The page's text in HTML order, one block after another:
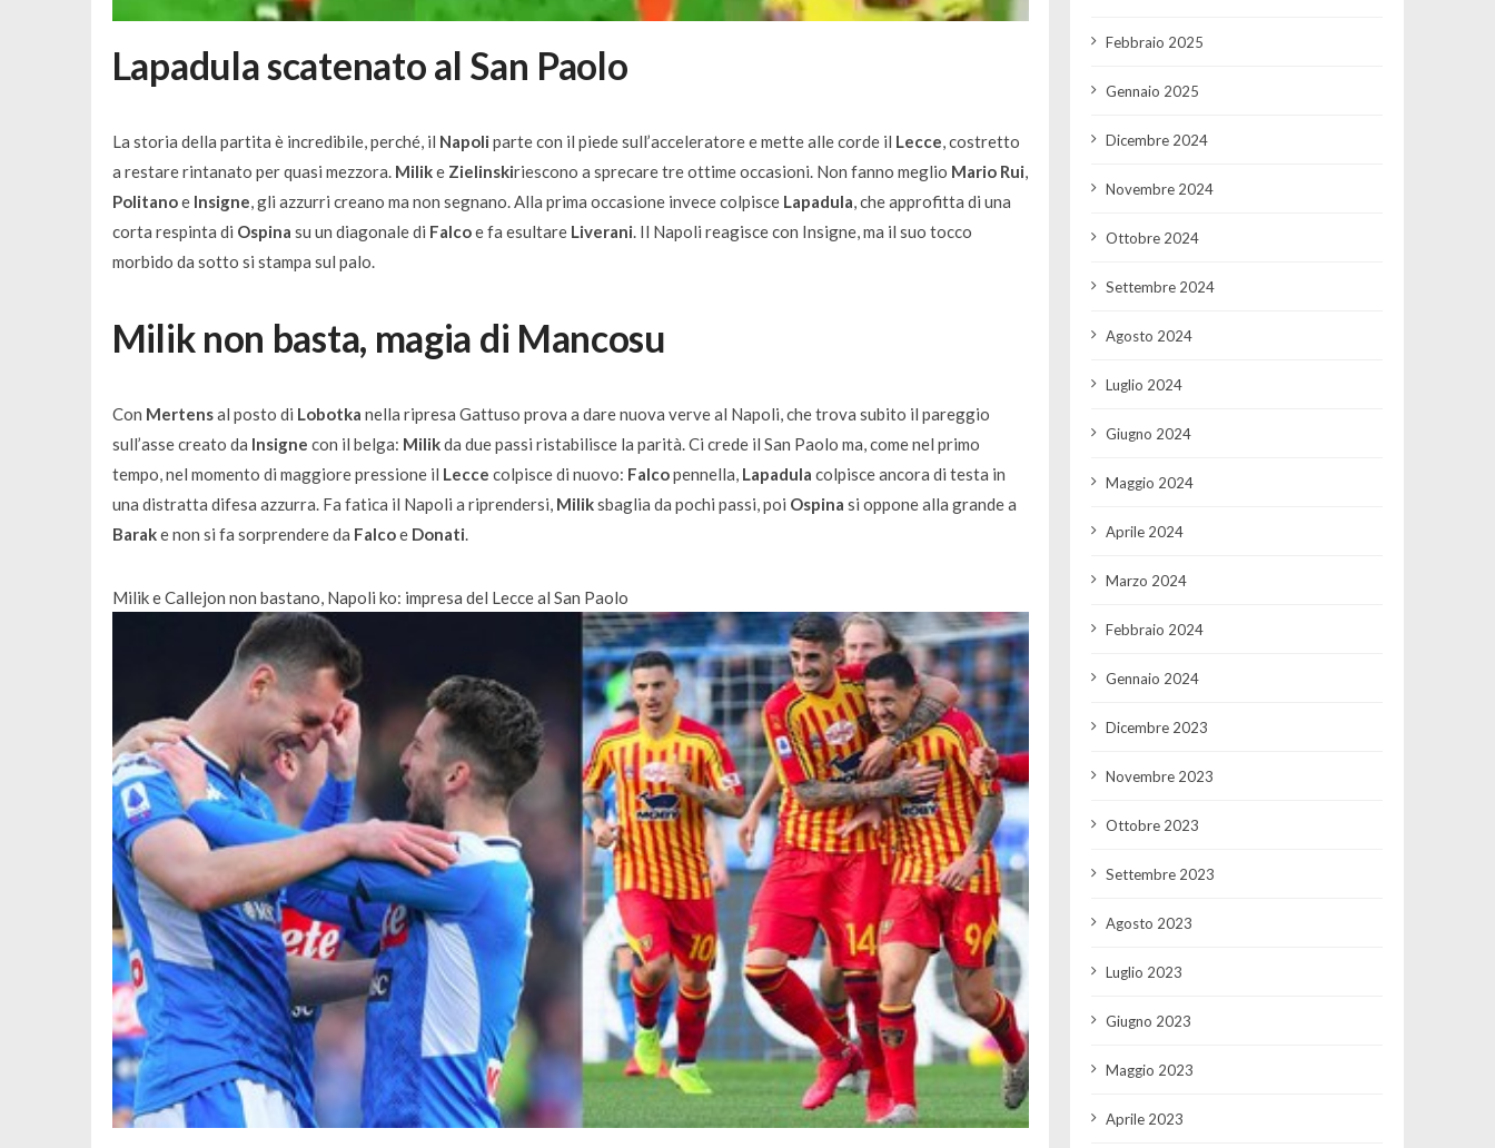
Lapadula scatenato al San Paolo
La storia della partita è incredibile, perché, il Napoli parte con il piede sull’acceleratore e mette alle corde il Lecce, costretto
a restare rintanato per quasi mezzora. Milike Zielinskiriescono a sprecare tre ottime occasioni. Non fanno meglio Mario Rui,
Politanoe Insigne, gli azzurri creano ma non segnano. Alla prima occasione invece colpisce Lapadula, che approfitta di una
corta respinta di Ospina su un diagonale di Falcoe fa esultare Liverani. Il Napoli reagisce con Insigne, ma il suo tocco
morbido da sotto si stampa sul palo.
Milik non basta, magia di Mancosu
Con Mertensal posto di Lobotka nella ripresa Gattuso prova a dare nuova verve al Napoli, che trova subito il pareggio
sull’asse creato da Insigne con il belga: Milikda due passi ristabilisce la parità. Ci crede il San Paolo ma, come nel primo
tempo, nel momento di maggiore pressione il Lecce colpisce di nuovo: Falcopennella, Lapadula colpisce ancora di testa in
una distratta difesa azzurra. Fa fatica il Napoli a riprendersi, Miliksbaglia da pochi passi, poi Ospina si oppone alla grande a
Barake non si fa sorprendere da Falcoe Donati.
Milik e Callejon non bastano, Napoli ko: impresa del Lecce al San Paolo
Febbraio 2025
Gennaio 2025
Dicembre 2024
Novembre 2024
Ottobre 2024
Settembre 2024
Agosto 2024
Luglio 2024
Giugno 2024
Maggio 2024
Aprile 2024
Marzo 2024
Febbraio 2024
Gennaio 2024
Dicembre 2023
Novembre 2023
Ottobre 2023
Settembre 2023
Agosto 2023
Luglio 2023
Giugno 2023
Maggio 2023
Aprile 2023